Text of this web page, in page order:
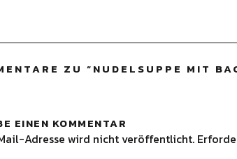
ZU “NUDELSUPPE MIT
EINEN KOMMENTAR
Adresse wird nicht veröffentlicht.